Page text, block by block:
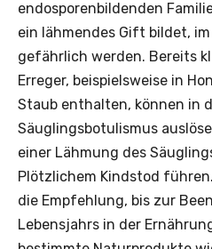
endosporenbildenden
ein lähmendes Gift bildet,
gefährlich werden. Bereits
Erreger, beispielsweise in
Staub enthalten, können in
Säuglingsbotulismus
einer Lähmung des
Plötzlichem Kindstod
die Empfehlung, bis zur
Lebensjahrs in der